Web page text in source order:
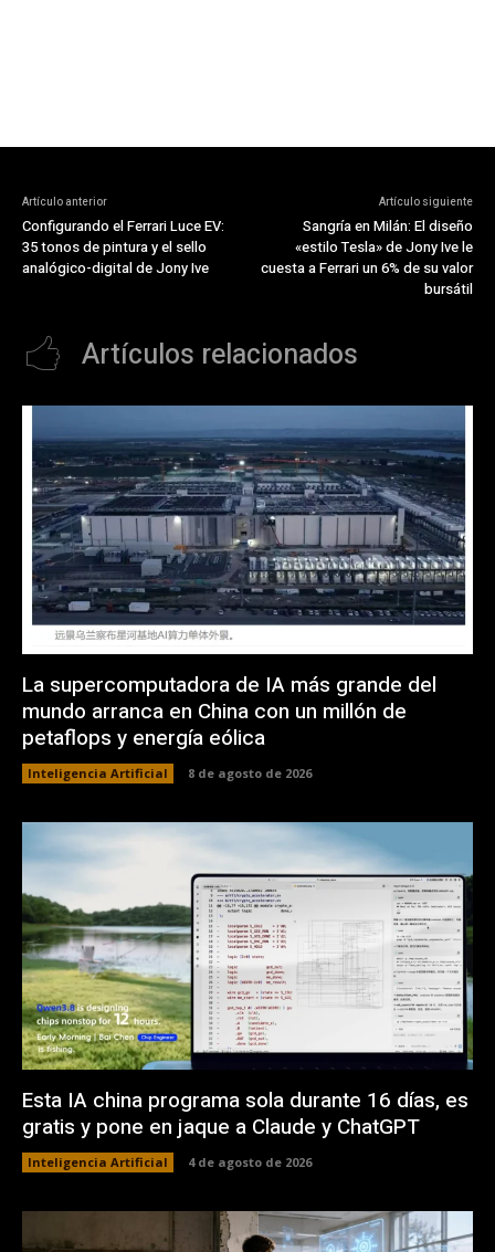
Artículo anterior
Configurando el Ferrari Luce EV:
35 tonos de pintura y el sello
analógico-digital de Jony Ive
Artículo siguiente
Sangría en Milán: El diseño
«estilo Tesla» de Jony Ive le
cuesta a Ferrari un 6% de su valor
bursátil
Artículos relacionados
La supercomputadora de IA más grande del
mundo arranca en China con un millón de
petaflops y energía eólica
Inteligencia Artificial 8 de agosto de 2026
Esta IA china programa sola durante 16 días, es
gratis y pone en jaque a Claude y ChatGPT
Inteligencia Artificial 4 de agosto de 2026